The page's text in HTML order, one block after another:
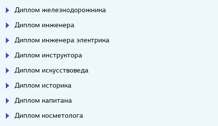
Диплом железнодорожника
Диплом инженера
Диплом инженера электрика
Диплом инструктора
Диплом искусствоведа
Диплом историка
Диплом капитана
Диплом косметолога